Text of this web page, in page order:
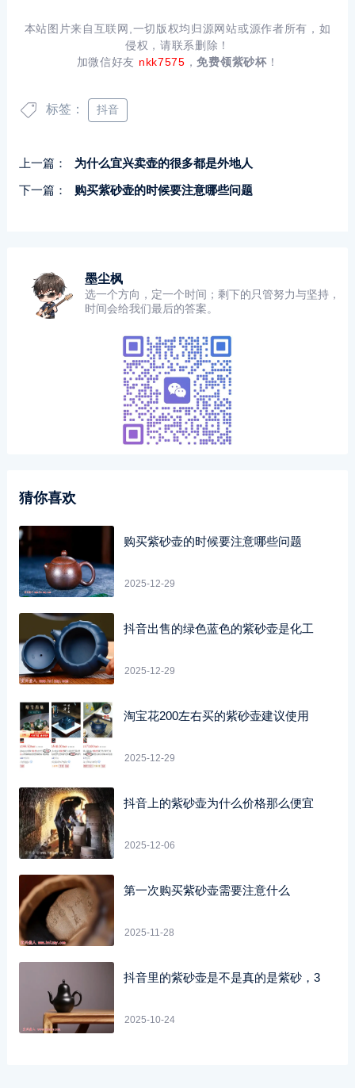
本站图片来自互联网,一切版权均归源网站或源作者所有，如
侵权，请联系删除！
加微信好友 nkk7575 ，免费领紫砂杯！
标签： 抖音
上一篇：
为什么宜兴卖壶的很多都是外地人
下一篇：
购买紫砂壶的时候要注意哪些问题
墨尘枫
选一个方向，定一个时间；剩下的只管努力与坚持，
时间会给我们最后的答案。
猜你喜欢
购买紫砂壶的时候要注意哪些问题
2025-12-29
抖音出售的绿色蓝色的紫砂壶是化工
2025-12-29
淘宝花200左右买的紫砂壶建议使用
2025-12-29
抖音上的紫砂壶为什么价格那么便宜
2025-12-06
第一次购买紫砂壶需要注意什么
2025-11-28
抖音里的紫砂壶是不是真的是紫砂，3
2025-10-24